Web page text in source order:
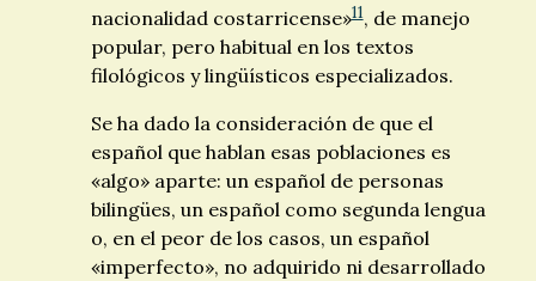
nacionalidad costarricense»11, de manejo
popular, pero habitual en los textos
filológicos y lingüísticos especializados.
Se ha dado la consideración de que el
español que hablan esas poblaciones es
«algo» aparte: un español de personas
bilingües, un español como segunda lengua
o, en el peor de los casos, un español
«imperfecto», no adquirido ni desarrollado